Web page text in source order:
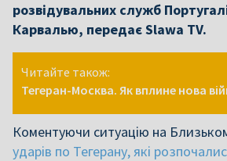
розвідувальних служб
Карвалью, передає Slawa TV.
Читайте також:
Тегеран-Москва. Як вплине нова
Коментуючи ситуацію на
ударів по Тегерану, які